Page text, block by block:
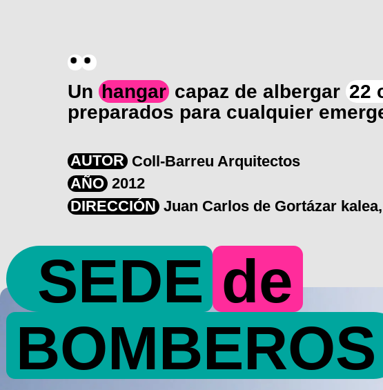
Un hangar capaz de albergar22
preparados para cualquier
AUTORColl-Barreu Arquitectos
AÑO2012
DIRECCIÓNJuan Carlos de Gortázar
SEDE de
BOMBEROS